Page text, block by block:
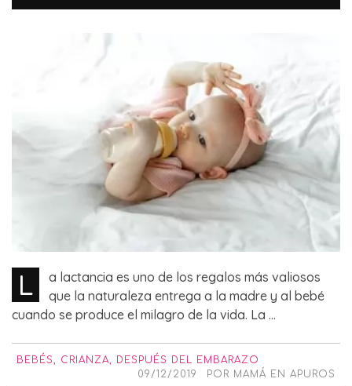
L
a lactancia es uno de los regalos más valiosos
que la naturaleza entrega a la madre y al bebé
cuando se produce el milagro de la vida. La ...
BEBÉS CRIANZA
DESPUÉS DEL EMBARAZO
09/12/2019
POR MAMÁ EN APUROS